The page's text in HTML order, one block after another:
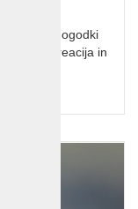
odvijali dogodki
Rekreacija in